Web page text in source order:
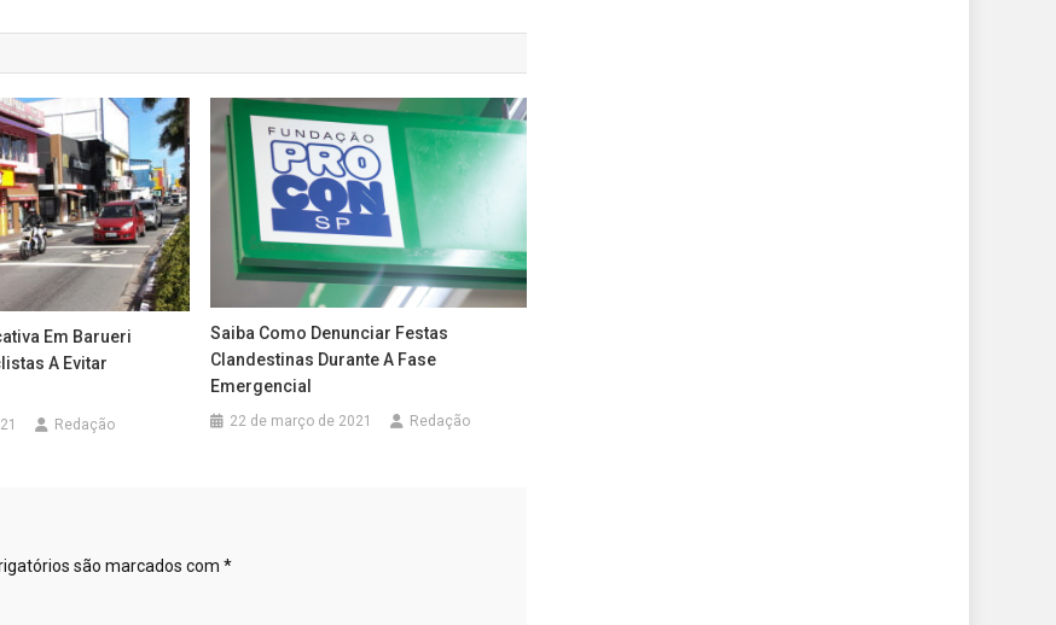
Em Barueri
A Evitar
Redação
Saiba Como Denunciar Festas
Clandestinas Durante A Fase
Emergencial
22 de março de 2021 Redação
são marcados com *